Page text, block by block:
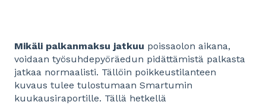
Mikäli palkanmaksu jatkuu poissaolon aikana,
voidaan työsuhdepyöräedun pidättämistä palkasta
jatkaa normaalisti. Tällöin poikkeustilanteen
kuvaus tulee tulostumaan Smartumin
kuukausiraportille. Tällä hetkellä